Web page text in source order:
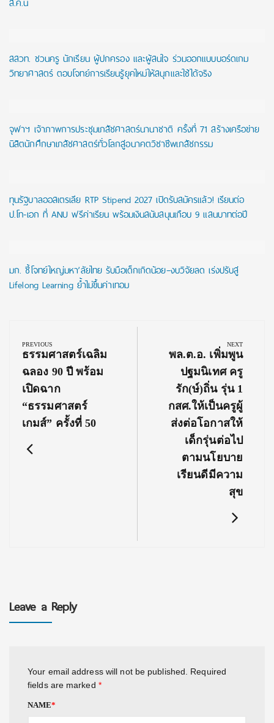
สสวท. ชวนครู นักเรียน ผู้ปกครอง และผู้สนใจ ร่วมออกแบบบอร์ดเกม
วิทยาศาสตร์ ตอบโจทย์การเรียนรู้ยุคใหม่ให้สนุกและใช้ได้จริง
จุฬาฯ เจ้าภาพการประชุมเภสัชศาสตร์นานาชาติ ครั้งที่ 71 สร้างเครือข่าย
นิสิตนักศึกษาเภสัชศาสตร์ทั่วโลกสู่อนาคตวิชาชีพเภสัชกรรม
ทุนรัฐบาลออสเตรเลีย RTP Stipend 2027 เปิดรับสมัครแล้ว! เรียนต่อ
ป.โท-เอก ที่ ANU ฟรีค่าเรียน พร้อมเงินสนับสนุนเกือบ 9 แสนบาทต่อปี
มก. ชี้โจทย์ใหญ่มหา’ลัยไทย รับมือเด็กเกิดน้อย–งบวิจัยลด เร่งปรับสู่
Lifelong Learning ย้ำไม่ขึ้นค่าเทอม
navigation
PREVIOUS
Previous
Post:
ธรรมศาสตร์เฉลิม
ฉลอง 90 ปี พร้อม
เปิดฉาก
“ธรรมศาสตร์
เกมส์” ครั้งที่ 50
NEXT
Next
Post:
พล.ต.อ. เพิ่มพูน
ปฐมนิเทศ ครู
รัก(ษ์)ถิ่น รุ่น 1
กสศ.ให้เป็นครูผู้
ส่งต่อโอกาสให้
เด็กรุ่นต่อไป
ตามนโยบาย
เรียนดีมีความ
สุข
Leave a Reply
Your email address will not be published.
Required
fields are marked *
NAME*